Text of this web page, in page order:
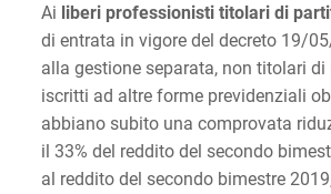
Ai liberi professionisti titolari di
di entrata in vigore del decreto 19/
alla gestione separata, non titolari di
iscritti ad altre forme previdenziali
abbiano subito una comprovata
il 33% del reddito del secondo
al reddito del secondo bimestre